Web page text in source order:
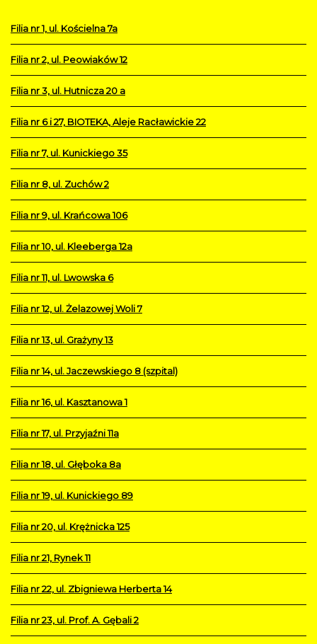
Filia nr 1, ul. Kościelna 7a
Filia nr 2, ul. Peowiaków 12
Filia nr 3, ul. Hutnicza 20 a
Filia nr 6 i 27, BIOTEKA, Aleje Racławickie 22
Filia nr 7, ul. Kunickiego 35
Filia nr 8, ul. Zuchów 2
Filia nr 9, ul. Krańcowa 106
Filia nr 10, ul. Kleeberga 12a
Filia nr 11, ul. Lwowska 6
Filia nr 12, ul. Żelazowej Woli 7
Filia nr 13, ul. Grażyny 13
Filia nr 14, ul. Jaczewskiego 8 (szpital)
Filia nr 16, ul. Kasztanowa 1
Filia nr 17, ul. Przyjaźni 11a
Filia nr 18, ul. Głęboka 8a
Filia nr 19, ul. Kunickiego 89
Filia nr 20, ul. Krężnicka 125
Filia nr 21, Rynek 11
Filia nr 22, ul. Zbigniewa Herberta 14
Filia nr 23, ul. Prof. A. Gębali 2